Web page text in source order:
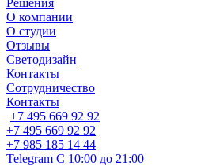
Решения
О компании
О студии
Отзывы
Светодизайн
Контакты
Сотрудничество
Контакты
+7 495 669 92 92
+7 495 669 92 92
+7 985 185 14 44
Telegram С 10:00 до 21:00